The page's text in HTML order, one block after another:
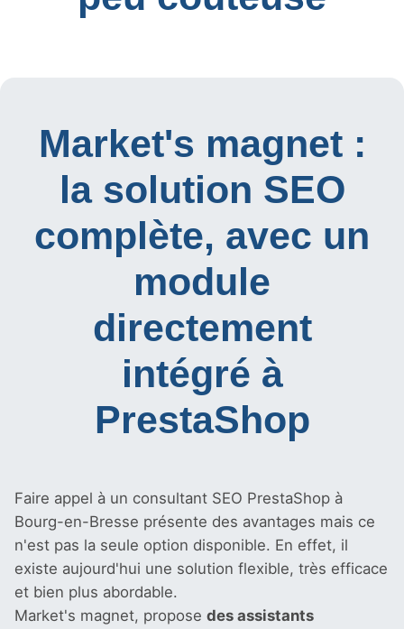
Market's magnet :
la solution SEO
complète, avec un
module
directement
intégré à
PrestaShop
Faire appel à un consultant SEO PrestaShop à
Bourg-en-Bresse présente des avantages mais ce
n'est pas la seule option disponible. En effet, il
existe aujourd'hui une solution flexible, très efficace
et bien plus abordable.
Market's magnet, propose des assistants